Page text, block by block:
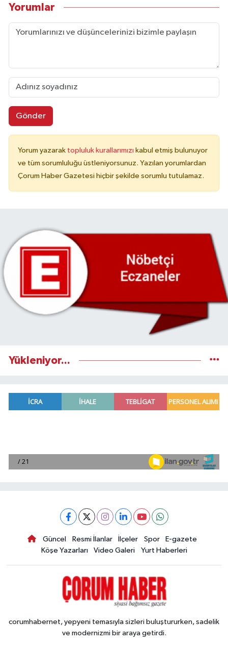
Yorumlar
Gönder
Yorum yazarak topluluk kurallarımızı kabul etmiş bulunuyor
ve tüm sorumluluğu üstleniyorsunuz. Yazılan yorumlardan
Çorum Haber Gazetesi hiçbir şekilde sorumlu tutulamaz.
Yükleniyor...
Güncel Resmi İlanlar İlçeler Spor
E-gazete
Köşe Yazarları
Video Galeri Yurt Haberleri
corumhabernet, yepyeni temasıyla sizleri buluştururken, sadelik
ve modernizmi bir araya getirdi.